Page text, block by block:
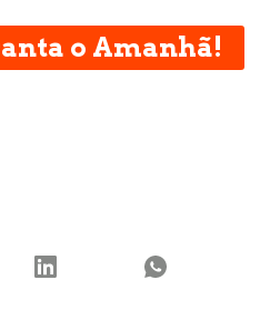
o Amanhã!